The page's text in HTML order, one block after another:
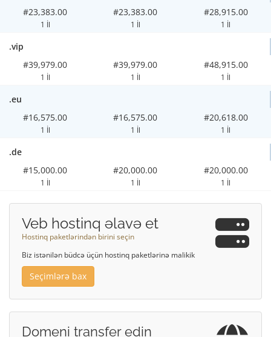
#23,383.00
1 İl
#23,383.00
1 İl
#28,915.00
1 İl
.vip
#39,979.00
1 İl
#39,979.00
1 İl
#48,915.00
1 İl
.eu
#16,575.00
1 İl
#16,575.00
1 İl
#20,618.00
1 İl
.de
#15,000.00
1 İl
#20,000.00
1 İl
#20,000.00
1 İl
Veb hostinq əlavə et
Hostinq paketlərindən birini seçin
Biz istənilən büdcə üçün hostinq paketlərinə malikik
Seçimlərə bax
Domeni transfer edin